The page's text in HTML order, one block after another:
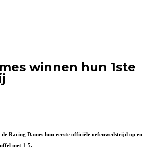
winnen hun 1ste
Racing Dames hun eerste officiële oefenwedstrijd op en
met 1-5.